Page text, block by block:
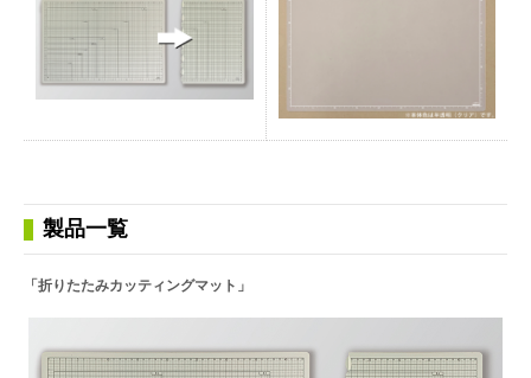
製品一覧
「折りたたみカッティングマット」